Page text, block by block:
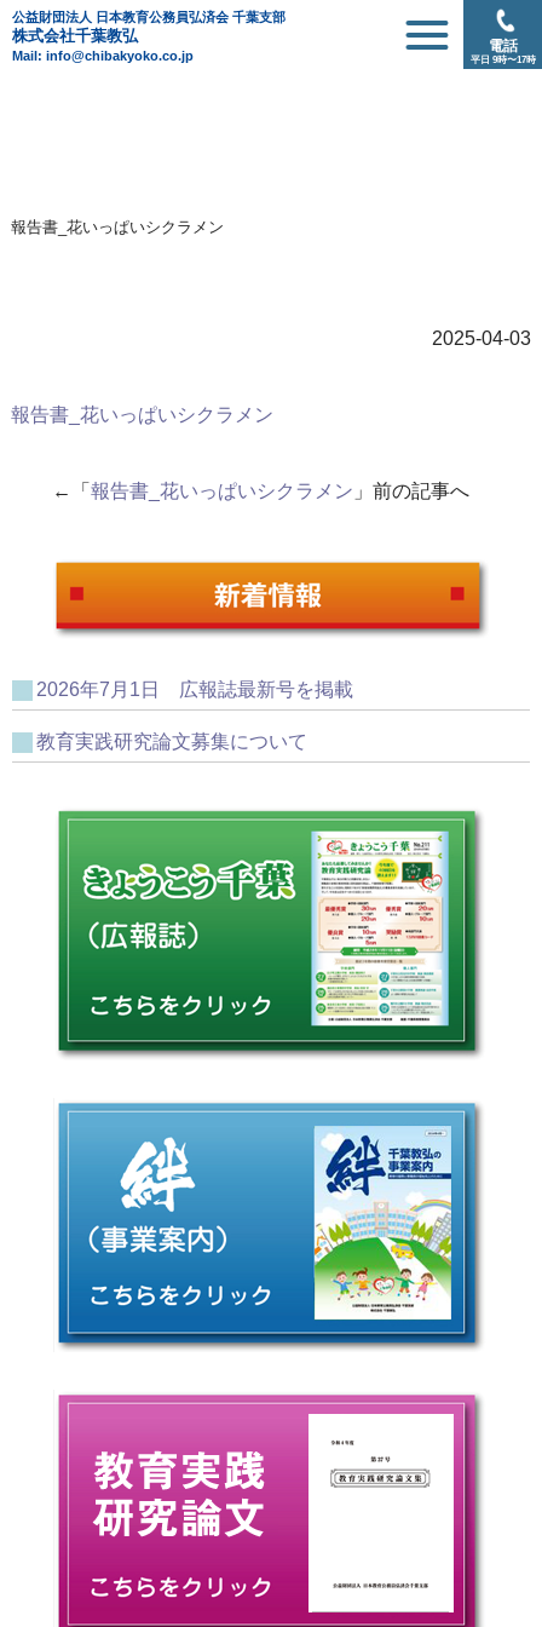
公益財団法人 日本教育公務員弘済会 千葉支部
株式会社千葉教弘
Mail: info@chibakyoko.co.jp
電話
平日 9時〜17時
報告書_花いっぱいシクラメン
2025-04-03
報告書_花いっぱいシクラメン
←「報告書_花いっぱいシクラメン 」前の記事へ
2026年7月1日 広報誌最新号を掲載
教育実践研究論文募集について